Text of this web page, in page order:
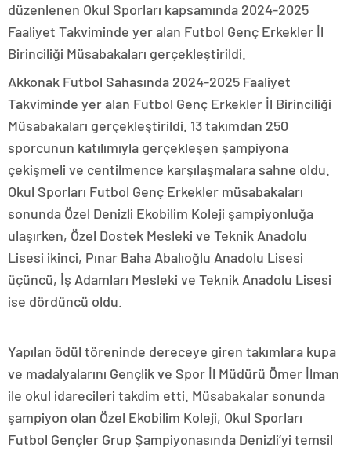
düzenlenen Okul Sporları kapsamında 2024-2025
Faaliyet Takviminde yer alan Futbol Genç Erkekler İl
Birinciliği Müsabakaları gerçekleştirildi.
Akkonak Futbol Sahasında 2024-2025 Faaliyet
Takviminde yer alan Futbol Genç Erkekler İl Birinciliği
Müsabakaları gerçekleştirildi. 13 takımdan 250
sporcunun katılımıyla gerçekleşen şampiyona
çekişmeli ve centilmence karşılaşmalara sahne oldu.
Okul Sporları Futbol Genç Erkekler müsabakaları
sonunda Özel Denizli Ekobilim Koleji şampiyonluğa
ulaşırken, Özel Dostek Mesleki ve Teknik Anadolu
Lisesi ikinci, Pınar Baha Abalıoğlu Anadolu Lisesi
üçüncü, İş Adamları Mesleki ve Teknik Anadolu Lisesi
ise dördüncü oldu.
Yapılan ödül töreninde dereceye giren takımlara kupa
ve madalyalarını Gençlik ve Spor İl Müdürü Ömer İlman
ile okul idarecileri takdim etti. Müsabakalar sonunda
şampiyon olan Özel Ekobilim Koleji, Okul Sporları
Futbol Gençler Grup Şampiyonasında Denizli’yi temsil